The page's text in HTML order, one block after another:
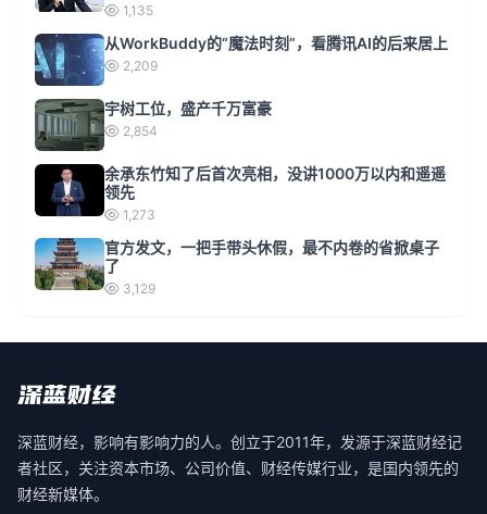
1,135
从WorkBuddy的“魔法时刻”，看腾讯AI的后来居上
2,209
宇树工位，盛产千万富豪
2,854
余承东竹知了后首次亮相，没讲1000万以内和遥遥
领先
1,273
官方发文，一把手带头休假，最不内卷的省掀桌子
了
3,129
深蓝财经，影响有影响力的人。创立于2011年，发源于深蓝财经记
者社区，关注资本市场、公司价值、财经传媒行业，是国内领先的
财经新媒体。